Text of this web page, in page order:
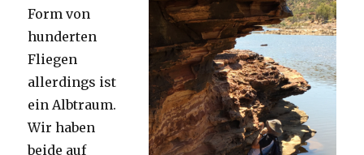
Form von
hunderten
Fliegen
allerdings ist
ein Albtraum.
Wir haben
beide auf